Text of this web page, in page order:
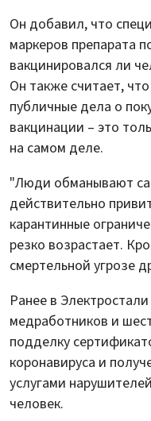
Он добавил, что
маркеров препарата
вакцинировался ли
Он также считает,
публичные дела о
вакцинации – это
на самом деле.
"Люди обманывают
действительно
карантинные
резко возрастает.
смертельной угрозе
Ранее в Электростали
медработников и
подделку
коронавируса и
услугами
человек.